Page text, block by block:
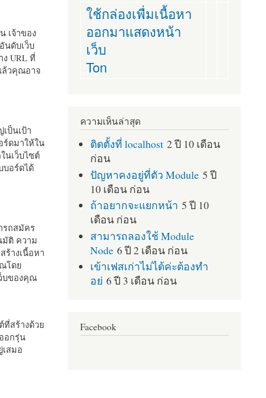
เจ้าของ
นดับเว็บ
URL ที่
ล้วคุณอาจ
ป็นเป้า
ร์ดมาให้ใน
นเว็บไซต์
บอร์ดได้
รถสมัคร
มัติ ความ
ร้างเนื้อหา
ณโดย
บของคุณ
ที่สร้างด้วย
อกรุ่น
สมอ
ใช้กล่องเพื่มเนื้อหา
ออกมาแสดงหน้า
เว็บ
Ton
ความเห็นล่าสุด
ติดตั้งที่ localhost 2 ปี 10 เดือน
ก่อน
ปัญหาคงอยู่ที่ตัว Module 5 ปี
10 เดือน ก่อน
ถ้าอยากจะแยกหน้า 5 ปี 10
เดือน ก่อน
สามารถลองใช้ Module
Node 6 ปี 2 เดือน ก่อน
เข้าเฟสเก่าไม่ได้ค่ะต้องทำ
อย่ 6 ปี 3 เดือน ก่อน
Facebook